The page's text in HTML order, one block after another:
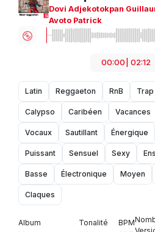
Dovi Adjekotokpan
Avoto Patrick
00:00 02:12
Latin Reggaeton RnB Trap
Calypso Caribéen Vacances
Vocaux Sautillant Énergique
Puissant Sensuel Sexy
Basse Électronique Moyen
Claques
Album Tonalité BPM